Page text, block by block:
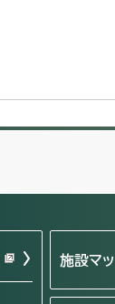
施設マ